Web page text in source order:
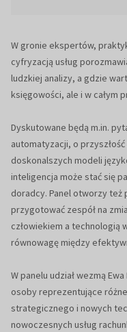
W gronie ekspertów,
cyfryzacją usług
ludzkiej analizy, a gdzie
księgowości, ale i w całym
Dyskutowane będą m.in.
automatyzacji, o
doskonalszych modeli
inteligencja może stać się
doradcy. Panel otworzy
przygotować zespół na
człowiekiem a technologią
równowagę między
W panelu udział wezmą
osoby reprezentujące
strategicznego i nowych
nowoczesnych usług